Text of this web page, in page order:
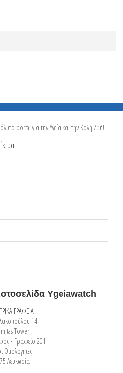
portal για την Υγεία και την Καλή Ζωή!
Ygeiawatch
ΓΡΑΦΕΙΑ
14
Tower
- Γραφείο 201
Ομολογητές
Λευκωσία